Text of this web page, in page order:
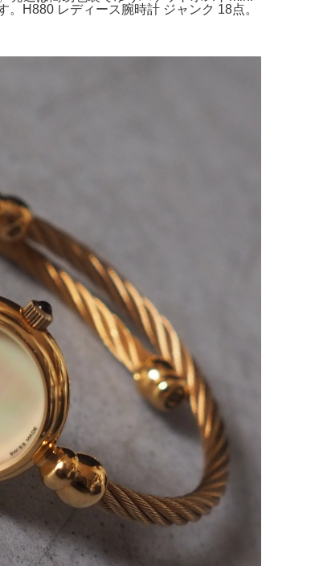
H880 レディース腕時計 ジャンク 18点。